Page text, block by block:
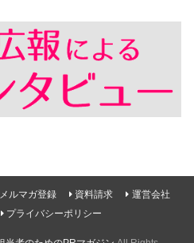
メルマガ登録 資料請求
運営会社
プライバシーポリシー